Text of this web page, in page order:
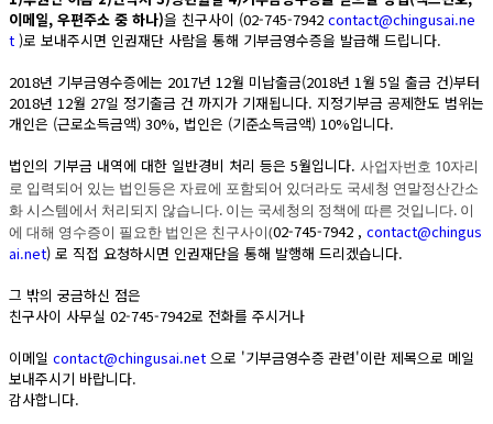
이메일, 우편주소 중 하나)을 친구사이 (02-745-7942 contact@chingusai.ne
t )로 보내주시면 인권재단 사람을 통해 기부금영수증을 발급해 드립니다.
2018년 기부금영수증에는 2017년 12월 미납출금(2018년 1월 5일 출금 건)부터
2018년 12월 27일 정기출금 건 까지가 기재됩니다. 지정기부금 공제한도 범위는
개인은 (근로소득금액) 30%, 법인은 (기준소득금액) 10%입니다.
법인의 기부금 내역에 대한 일반경비 처리 등은 5월입니다. 사업자번호 10자리
로 입력되어 있는 법인등은 자료에 포함되어 있더라도 국세청 연말정산간소
화 시스템에서 처리되지 않습니다. 이는 국세청의 정책에 따른 것입니다. 이
에 대해 영수증이 필요한 법인은 친구사이(02-745-7942 , contact@chingus
ai.net) 로 직접 요청하시면 인권재단을 통해 발행해 드리겠습니다.
그 밖의 궁금하신 점은
친구사이 사무실 02-745-7942로 전화를 주시거나
이메일 contact@chingusai.net 으로 '기부금영수증 관련'이란 제목으로 메일
보내주시기 바랍니다.
감사합니다.